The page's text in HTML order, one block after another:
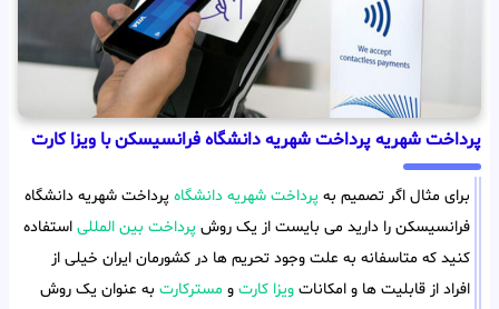
پرداخت شهریه پرداخت شهریه دانشگاه فرانسیسکن با ویزا کارت
برای مثال اگر تصمیم به پرداخت شهریه دانشگاه پرداخت شهریه دانشگاه
فرانسیسکن را دارید می بایست از یک روش پرداخت بین المللی استفاده
کنید که متاسفانه به علت وجود تحریم ها در کشورمان ایران خیلی از
افراد از قابلیت ها و امکانات ویزا کارت و مسترکارت به عنوان یک روش